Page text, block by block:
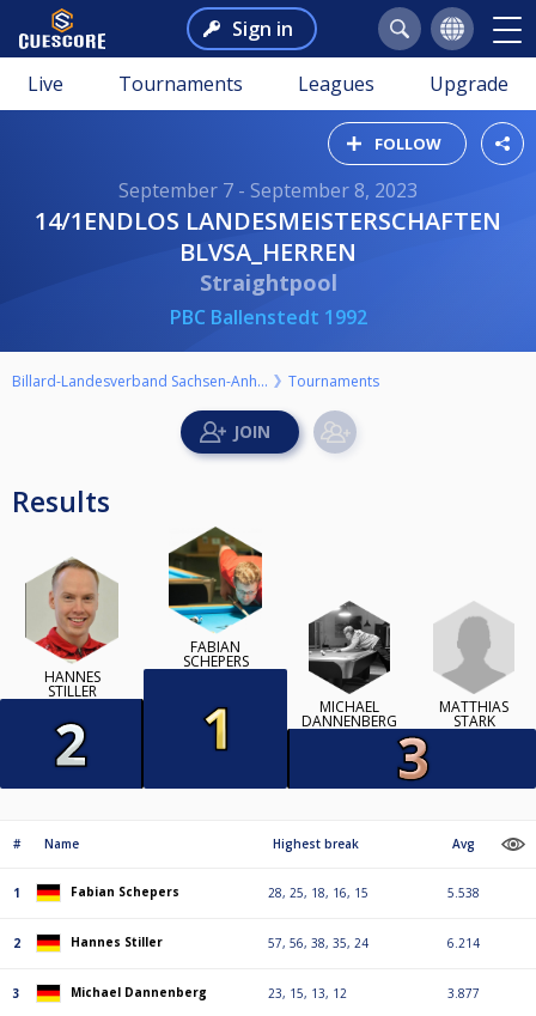
Sign in
Live Tournaments Leagues Upgrade
FOLLOW
September 7 - September 8, 2023
14/1ENDLOS LANDESMEISTERSCHAFTEN
BLVSA_HERREN
Straightpool
PBC Ballenstedt 1992
Billard-Landesverband Sachsen-Anhalt e.V. Tournaments
Results
HANNES
STILLER
FABIAN
SCHEPERS
MICHAEL
DANNENBERG
MATTHIAS
STARK
# Name Highest break Avg
1 Fabian Schepers 28, 25, 18, 16, 15 5.538
2 Hannes Stiller 57, 56, 38, 35, 24 6.214
3 Michael Dannenberg 23, 15, 13, 12 3.877